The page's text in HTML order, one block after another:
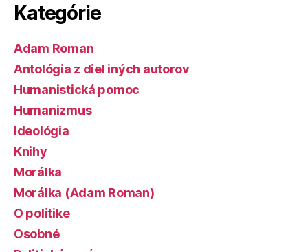
Kategórie
Adam Roman
Antológia z diel iných autorov
Humanistická pomoc
Humanizmus
Ideológia
Knihy
Morálka
Morálka (Adam Roman)
O politike
Osobné